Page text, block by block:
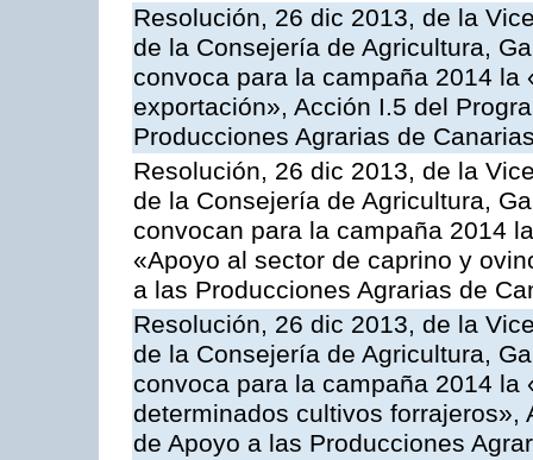
Resolución, 26 dic 2013, de la
de la Consejería de Agricultura,
convoca para la campaña 2014
exportación», Acción I.5 del
Producciones Agrarias de
Resolución, 26 dic 2013, de la
de la Consejería de Agricultura,
convocan para la campaña 2014
«Apoyo al sector de caprino y
a las Producciones Agrarias de
Resolución, 26 dic 2013, de la
de la Consejería de Agricultura,
convoca para la campaña 2014 la
determinados cultivos forrajeros»,
de Apoyo a las Producciones